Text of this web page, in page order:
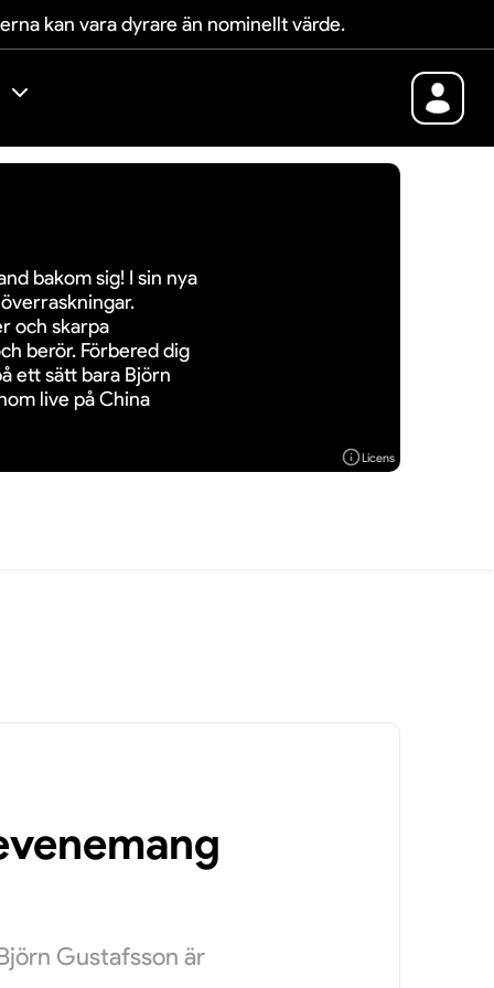
kan vara dyrare än nominellt värde.
bakom sig! I sin nya
och skarpa
berör. Förbered dig
ett sätt bara Björn
live på China
Licens
Gustafsson är